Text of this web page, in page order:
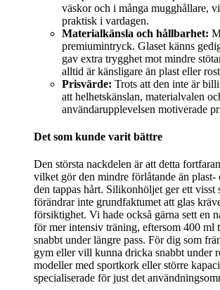
väskor och i många mugghållare,
praktisk i vardagen.
Materialkänsla och hållbarhet:
premiumintryck. Glaset känns
gav extra trygghet mot mindre
alltid är känsligare än plast eller
Prisvärde: Trots att den inte är
att helhetskänslan, materialvalen
användarupplevelsen motiverade
Det som kunde varit bättre
Den största nackdelen är att detta
vilket gör den mindre förlåtande än plast-
den tappas hårt. Silikonhöljet ger ett visst
förändrar inte grundfaktumet att glas
försiktighet. Vi hade också gärna sett en
för mer intensiv träning, eftersom 400 ml
snabbt under längre pass. För dig som
gym eller vill kunna dricka snabbt under
modeller med sportkork eller större
specialiserade för just det